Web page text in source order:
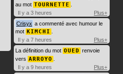
au mot TOURNETTE
Il y a 3 heures
Plus+
Crisyx a commenté avec humour le
mot KIMCHI
Il y a 7 heures
Plus+
La définition du mot OUED renvoie
vers ARROYO
Il y a 9 heures
Plus+